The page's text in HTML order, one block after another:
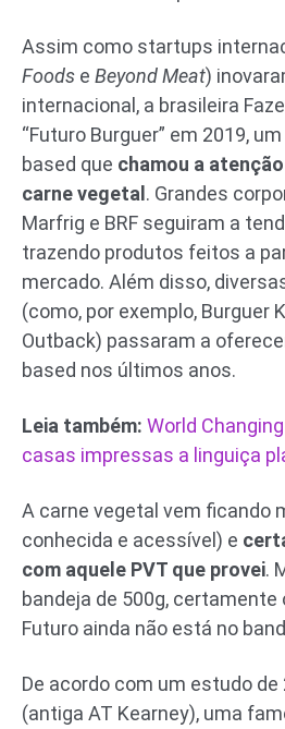
Assim como startups
Foods e Beyond Meat)
internacional, a brasileira
“Futuro Burguer” em 2019,
based que chamou a
carne vegetal. Grandes
Marfrig e BRF seguiram a
trazendo produtos feitos a
mercado. Além disso,
(como, por exemplo, Burguer
Outback) passaram a
based nos últimos anos.
Leia também: World
casas impressas a linguiça
A carne vegetal vem ficando
conhecida e acessível) e
com aquele PVT que provei.
bandeja de 500g, certamente
Futuro ainda não está no
De acordo com um estudo de
(antiga AT Kearney), uma